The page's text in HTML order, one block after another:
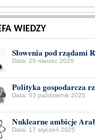
WIEDZY
Słowenia pod rządami
Data: 20 marzec 2026
Polityka gospodarcza
Data: 03 październik 2025
Nuklearne ambicje
Data: 17 styczeń 2025